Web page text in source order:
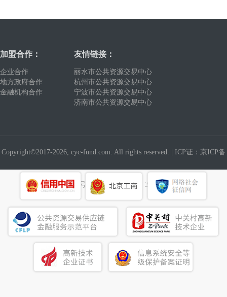
加盟合作：
企业合作
地方政府合作
金融机构合作
友情链接：
丽水市公共资源交易中心
杭州市公共资源交易中心
宁波市公共资源交易中心
济南市公共资源交易中心
Copyright©2017-2026, cyc-fund.com. All rights reserved. | ICP证：京ICP备
19016327号 建议使用浏览器：360浏览器